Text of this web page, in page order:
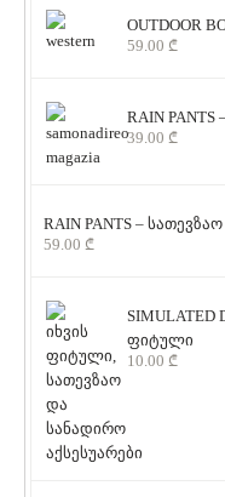
OUTDOOR
59.00 ₾
RAIN PANTS
39.00 ₾
RAIN PANTS – სათევზაო
59.00 ₾
SIMULATED
ფიტული
10.00 ₾